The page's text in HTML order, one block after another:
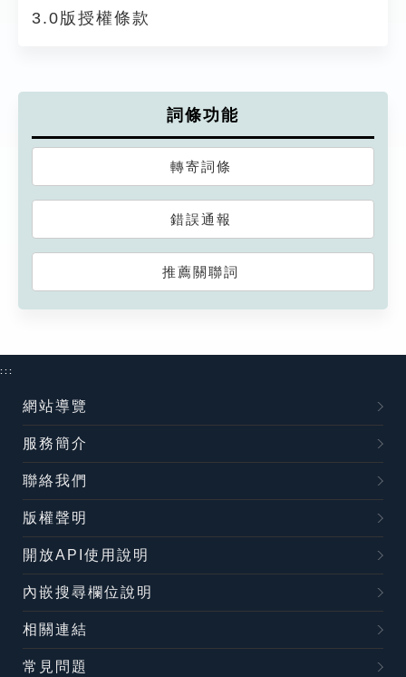
3.0版授權條款
詞條功能
轉寄詞條
錯誤通報
推薦關聯詞
:::
網站導覽
服務簡介
聯絡我們
版權聲明
開放API使用說明
內嵌搜尋欄位說明
相關連結
常見問題